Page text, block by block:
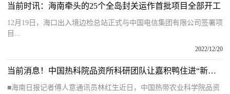
当前时讯：海南牵头的25个全岛封关运作首批项目全部开工
12月19日，海口出入境边检总站正式与中国电信集团有限公司签署项
目...
2022/12/20
当前消息！中国热科院品资所科研团队让嘉积鸭住进“新套间”
■海南日报记者傅人意通讯员林红生近日，中国热带农业科学院品资